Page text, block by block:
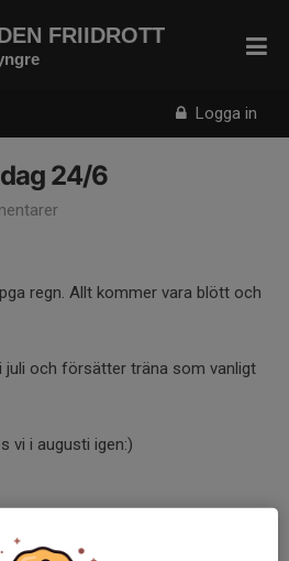
Logga in
FRIIDROTT
24/6
regn. Allt kommer vara blött och
juli och försätter träna som vanligt
vi i augusti igen:)